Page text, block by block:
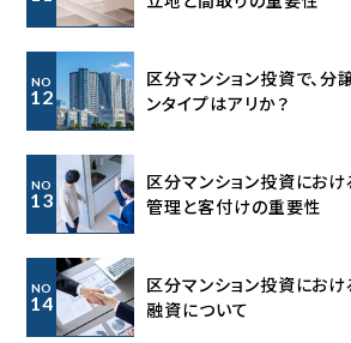
NO
12
区分マンション投資で、分
ンタイプはアリか？
NO
13
区分マンション投資におけ
管理と客付けの重要性
NO
14
区分マンション投資におけ
融資について